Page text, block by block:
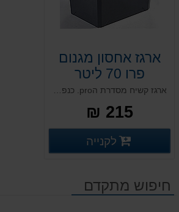
ארגז אחסון מגנום
פרו 70 ליטר
ארגז קשיח מסדרת הpro. כנפיים אינטגרליות, יכולת כינוס אופטימלית וחיסכון רב בעלויות השילוח והאחסנה. אזור ייעודי להדבקת תוויות ואפשרות למנגנון נעילה וזיהוי פתיחה. מותאם למסועים ומחסנים אוטומטיים ולמערכות אוטומציה בזכות אפשרות הוספת לוגו
215 ₪
פרטים נוספים
לקנייה
חיפוש מתקדם